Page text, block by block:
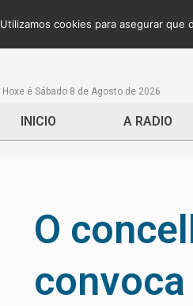
Hoxe é Sábado 8 de Agosto de 2026
INICIO A RADIO
O
Utilizamos cookies para asegurar